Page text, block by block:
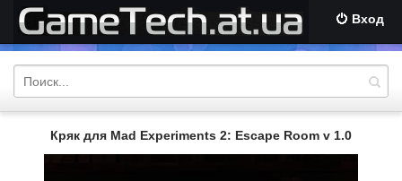
Вход
Кряк для Mad Experiments 2: Escape Room v 1.0